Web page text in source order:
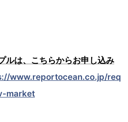
ルは、こちらからお申し込み
www.reportocean.co.jp/req
market